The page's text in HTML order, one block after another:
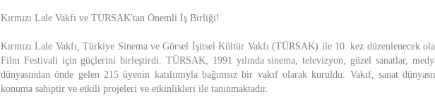
Kırmızı Lale Vakfı ve TÜRSAK'tan Önemli İş Birliği!
Kırmızı Lale Vakfı, Türkiye Sinema ve Görsel İşitsel Kültür Vakfı (TÜRSAK) ile 10. kez düzenlenecek
Film Festivali için güçlerini birleştirdi. TÜRSAK, 1991 yılında sinema, televizyon, güzel sanatlar,
dünyasından önde gelen 215 üyenin katılımıyla bağımsız bir vakıf olarak kuruldu. Vakıf, sanat
konuma sahiptir ve etkili projeleri ve etkinlikleri ile tanınmaktadır.